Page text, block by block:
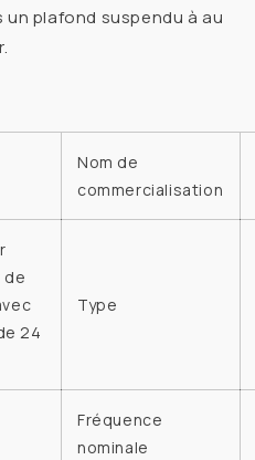
plafond suspendu à au
Nom de
commercialisation
de
24
Type
Fréquence
nominale